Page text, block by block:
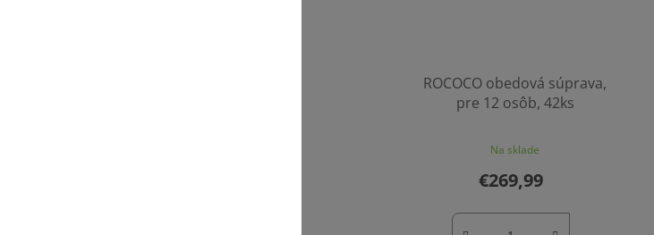
ROCOCO obedová súprava,
pre 12 osôb, 42ks
Na sklade
€269,99